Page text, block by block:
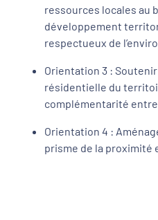
ressources locales au
développement
respectueux de
Orientation 3 :
résidentielle du
complémentarité
Orientation 4 :
prisme de la proximité